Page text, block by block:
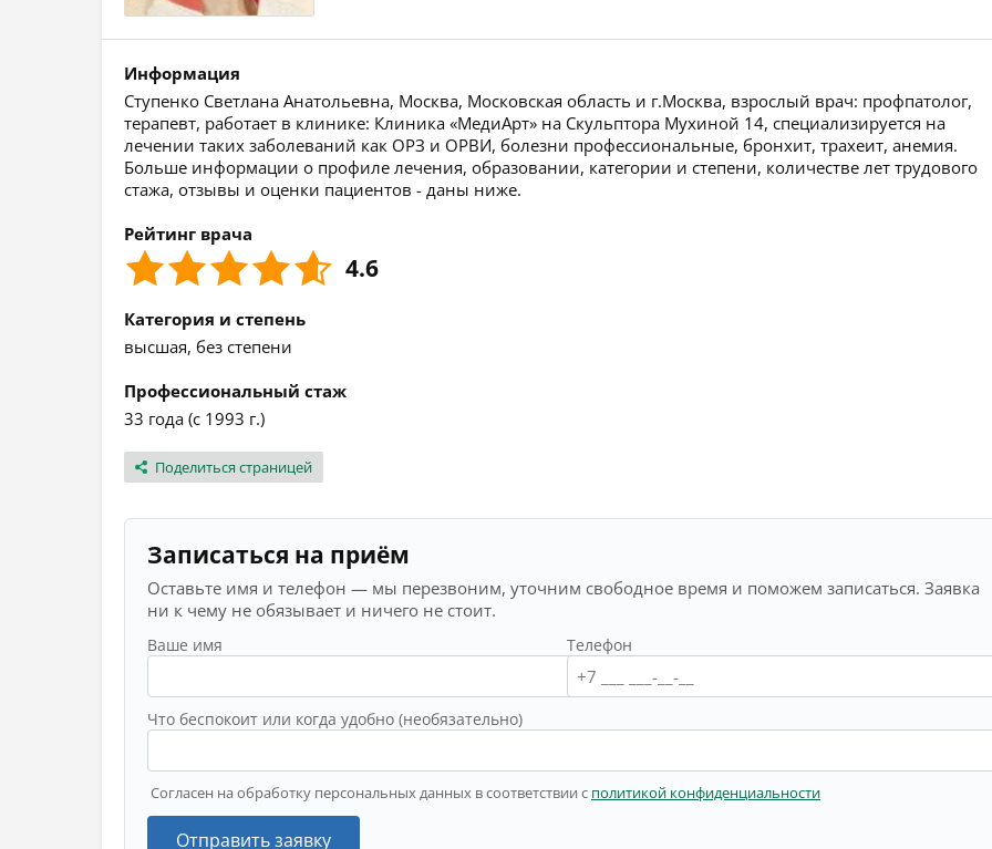
Информация
Ступенко Светлана Анатольевна, Москва, Московская область и г.Москва, взрослый врач: профпатолог,
терапевт, работает в клинике: Клиника «МедиАрт» на Скульптора Мухиной 14, специализируется на
лечении таких заболеваний как ОРЗ и ОРВИ, болезни профессиональные, бронхит, трахеит, анемия.
Больше информации о профиле лечения, образовании, категории и степени, количестве лет трудового
стажа, отзывы и оценки пациентов - даны ниже.
Рейтинг врача
4.6
Категория и степень
высшая, без степени
Профессиональный стаж
33 года (с 1993 г.)
Поделиться страницей
Записаться на приём
Оставьте имя и телефон — мы перезвоним, уточним свободное время и поможем записаться. Заявка
ни к чему не обязывает и ничего не стоит.
Ваше имя Телефон
Что беспокоит или когда удобно (необязательно)
Согласен на обработку персональных данных в соответствии с политикой конфиденциальности
Отправить заявку